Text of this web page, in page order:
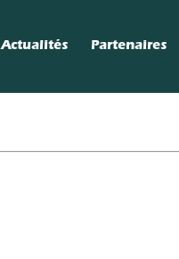
Actualités Partenaires